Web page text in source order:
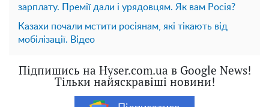
зарплату. Премії дали і урядовцям. Як вам Росія?
Казахи почали мстити росіянам, які тікають від
мобілізації. Відео
Підпишись на Hyser.com.ua в Google News!
Тільки найяскравіші новини!